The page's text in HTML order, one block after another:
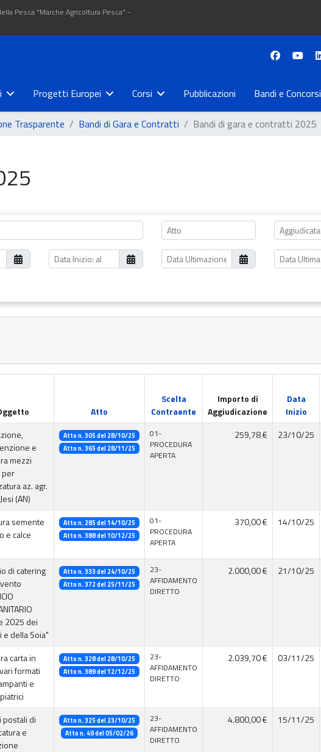
Pesca "Marche Agricoltura Pesca" -
Progetti Europei Corsi Pubblicazioni Bandi e Concorsi
Trasparente Bandi di Gara e Contratti Bandi di gara e contratti 2025
Atto
Scelta
Contraente
Importo di
Aggiudicazione
Data
Inizio
e
mezzi
per
az. agr.
(AN)
Atto n. 305 del 28/10/25
Atto n. 365 del 28/11/25
01-
PROCEDURA
APERTA
259,78 € 23/10/25
semente
e calce
Atto n. 285 del 14/10/25
Atto n. 388 del 10/12/25
01-
PROCEDURA
APERTA
370,00 € 14/10/25
di catering
2025 dei
della Soia"
Atto n. 333 del 24/10/25
Atto n. 372 del 25/11/25
23-
AFFIDAMENTO
DIRETTO
2.000,00 € 21/10/25
carta in
formati
e
Atto n. 328 del 28/10/25
Atto n. 389 del 12/12/25
23-
AFFIDAMENTO
DIRETTO
2.039,70 € 03/11/25
postali di
e
Atto n. 325 del 23/10/25
Atto n. 49 del 05/02/26
23-
AFFIDAMENTO
DIRETTO
4.800,00 € 15/11/25